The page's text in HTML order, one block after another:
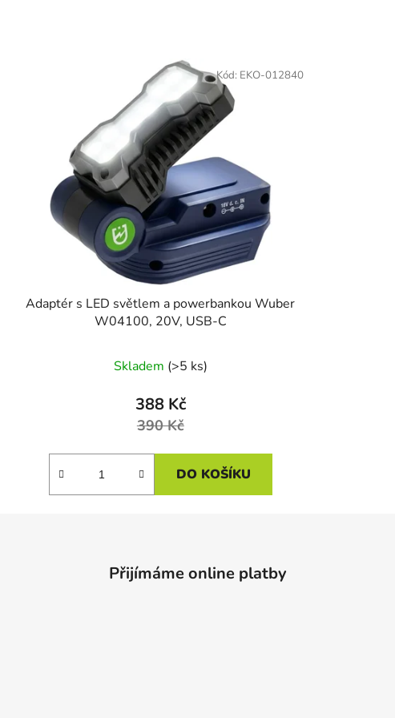
Adaptér s LED světlem a powerbankou Wuber
W04100, 20V, USB-C
Skladem (>5 ks)
388 Kč
390 Kč
DO KOŠÍKU
Kód: EKO-012840
Přijímáme online platby